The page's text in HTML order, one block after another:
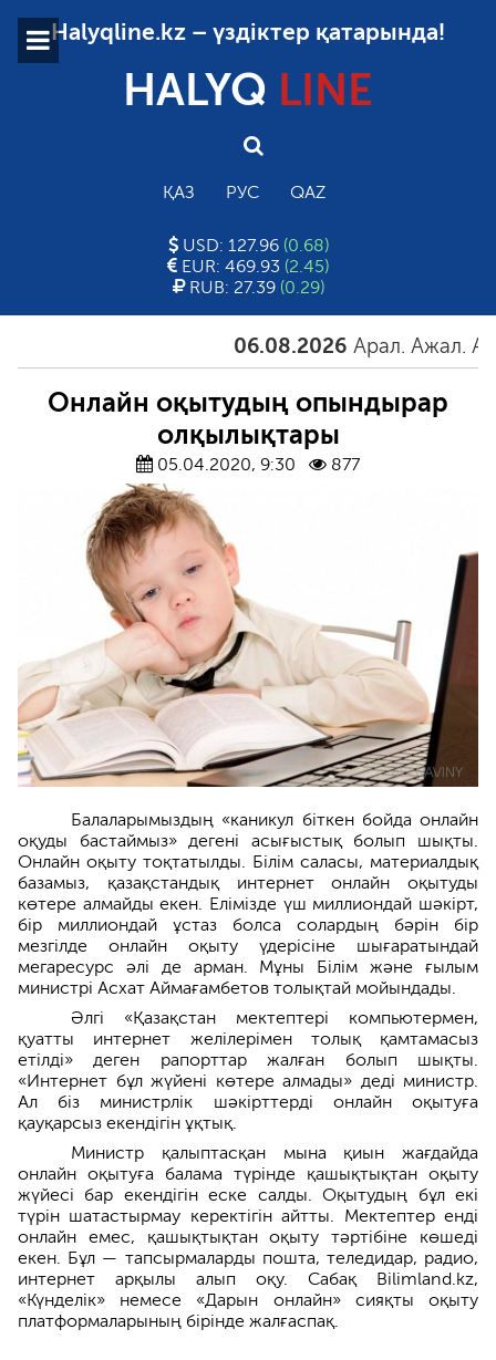
Halyqline.kz – үздіктер қатарында!
HALYQ LINE
ҚАЗ РУС QAZ
USD: 127.96 (0.68)
EUR: 469.93 (2.45)
RUB: 27.39 (0.29)
06.08.2026 Арал. Ажал.
Онлайн оқытудың опындырар
олқылықтары
05.04.2020, 9:30 877
Балаларымыздың «каникул біткен бойда онлайн
оқуды бастаймыз» дегені асығыстық болып шықты.
Онлайн оқыту тоқтатылды. Білім саласы, материалдық
базамыз, қазақстандық интернет онлайн оқытуды
көтере алмайды екен. Елімізде үш миллиондай шәкірт,
бір миллиондай ұстаз болса солардың бәрін бір
мезгілде онлайн оқыту үдерісіне шығаратындай
мегаресурс әлі де арман. Мұны Білім және ғылым
министрі Асхат Аймағамбетов толықтай мойындады.
Әлгі «Қазақстан мектептері компьютермен,
қуатты интернет желілерімен толық қамтамасыз
етілді» деген рапорттар жалған болып шықты.
«Интернет бұл жүйені көтере алмады» деді министр.
Ал біз министрлік шәкірттерді онлайн оқытуға
қауқарсыз екендігін ұқтық.
Министр қалыптасқан мына қиын жағдайда
онлайн оқытуға балама түрінде қашықтықтан оқыту
жүйесі бар екендігін еске салды. Оқытудың бұл екі
түрін шатастырмау керектігін айтты. Мектептер енді
онлайн емес, қашықтықтан оқыту тәртібіне көшеді
екен. Бұл — тапсырмаларды пошта, теледидар, радио,
интернет арқылы алып оқу. Сабақ Bilimland.kz,
«Күнделік» немесе «Дарын онлайн» сияқты оқыту
платформаларының бірінде жалғаспақ.